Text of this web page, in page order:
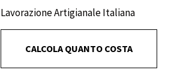
Lavorazione Artigianale Italiana
CALCOLA QUANTO COSTA